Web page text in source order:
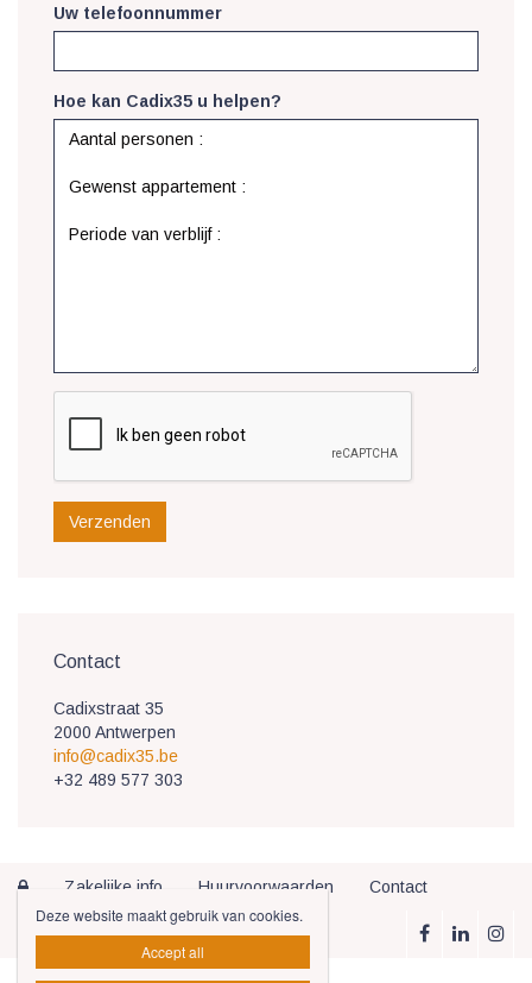
Uw telefoonnummer
Hoe kan Cadix35 u helpen?
Verzenden
Contact
Cadixstraat 35
2000 Antwerpen
info@cadix35.be
+32 489 577 303
 Zakelijke info Huurvoorwaarden Contact
Deze website maakt gebruik van cookies.
Accept all